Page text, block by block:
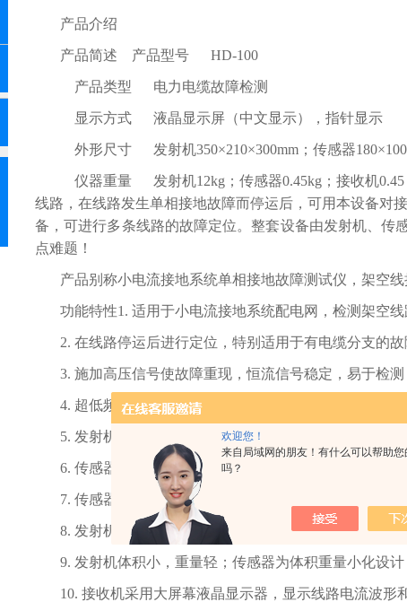
欢迎您！
来自局域网的朋友！有什么可以帮助您
吗？
产品介绍
产品简述 产品型号 HD-100
产品类型 电力电缆故障检测
显示方式 液晶显示屏（中文显示），指针显示
外形尺寸 发射机350×210×300mm；传感器
仪器重量 发射机12kg；传感器0.45kg；接收机0.45
线路，在线路发生单相接地故障而停运后，可用本设备对接
备，可进行多条线路的故障定位。整套设备由发射机、传
点难题！
产品别称小电流接地系统单相接地故障测试仪，架空
功能特性1. 适用于小电流接地系统配电网，检测架空
2. 在线路停运后进行定位，特别适用于有电缆分支的
3. 施加高压信号使故障重现，恒流信号稳定，易于检测
4. 超低频信号避免系统电容影响，能对高阻值故障进行
5. 发射机安全特性，高压启动闭锁功能、允许短路输出
6. 传感器使用高灵敏度传感器，开口设计，无需闭合
7. 传感器和接收机无线信号传输，安全可靠
8. 发射机可使用市电、发电机或汽车逆变器供电，传
9. 发射机体积小，重量轻；传感器为体积重量小化设
10. 接收机采用大屏幕液晶显示器，显示线路电流